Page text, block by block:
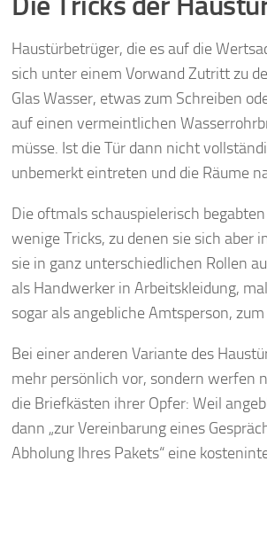
Haustürbetrüger, die es auf die
sich unter einem Vorwand Zutritt zu
Glas Wasser, etwas zum Schreiben
auf einen vermeintlichen
müsse. Ist die Tür dann nicht
unbemerkt eintreten und die Räume
Die oftmals schauspielerisch
wenige Tricks, zu denen sie sich aber
sie in ganz unterschiedlichen Rollen
als Handwerker in Arbeitskleidung,
sogar als angebliche Amtsperson,
Bei einer anderen Variante des
mehr persönlich vor, sondern werfen
die Briefkästen ihrer Opfer: Weil
dann „zur Vereinbarung eines
Abholung Ihres Pakets“ eine